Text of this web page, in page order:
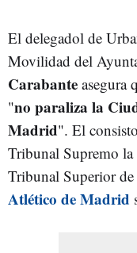
El delegadol de
Movilidad del
Carabante asegura
"no paraliza la
Madrid". El
Tribunal Supremo la
Tribunal Superior
Atlético de Madrid